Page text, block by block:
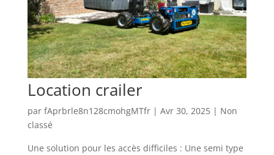
Location crailer
par fAprbrle8n128cmohgMTfr| Avr 30, 2025| Non
classé
Une solution pour les accès difficiles : Une semi type